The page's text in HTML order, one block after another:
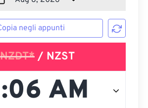
negli appunti
NZDT*/ NZST